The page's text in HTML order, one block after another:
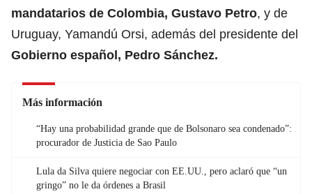
mandatarios de Colombia, Gustavo Petro, y de
Uruguay, Yamandú Orsi, además del presidente del
Gobierno español, Pedro Sánchez.
Más información
“Hay una probabilidad grande que de Bolsonaro sea condenado”:
procurador de Justicia de Sao Paulo
Lula da Silva quiere negociar con EE.UU., pero aclaró que “un
gringo” no le da órdenes a Brasil